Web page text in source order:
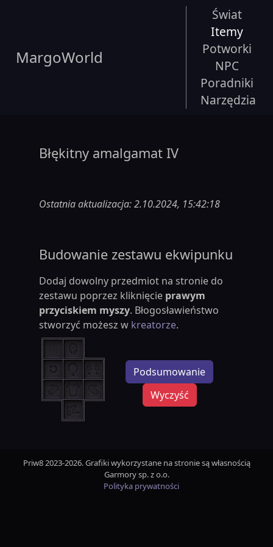
MargoWorld
Świat
Itemy
Potworki
NPC
Poradniki
Narzędzia
Błękitny amalgamat IV
Ostatnia aktualizacja: 2.10.2024, 15:42:18
Budowanie zestawu ekwipunku
Dodaj dowolny przedmiot na stronie do
zestawu poprzez kliknięcie prawym
przyciskiem myszy. Błogosławieństwo
stworzyć możesz w kreatorze.
Podsumowanie
Wyczyść
Priw8 2023-2026. Grafiki wykorzystane na stronie są własnością
Garmory sp. z o.o.
Polityka prywatności